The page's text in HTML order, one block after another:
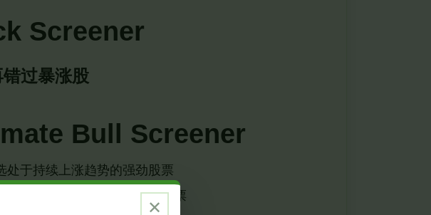
Screener
过暴涨股
Bull Screener
处于持续上涨趋势的强劲股票
表现稳定、价格稳步增长的股票
✕